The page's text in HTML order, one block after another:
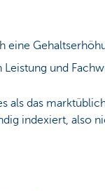
eine
Leistung und
als das
indexiert, also